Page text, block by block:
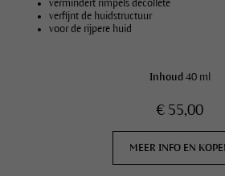
vermindert rimpels decolleté
verfijnt de huidstructuur
voor de rijpere huid
Inhoud 40 ml
€ 55,00
MEER INFO EN